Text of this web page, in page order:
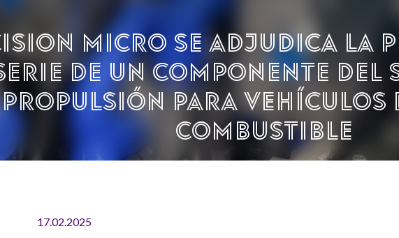
Micro se adjudica la
de un componente del
propulsión para vehículos
combustible
17.02.2025